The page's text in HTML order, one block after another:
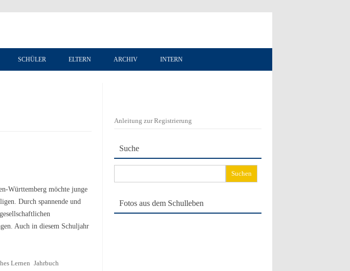
SCHÜLER ELTERN ARCHIV INTERN
Württemberg möchte junge
Durch spannende und
Auch in diesem Schuljahr
Lernen Jahrbuch
Anleitung zur Registrierung
Suche
nach:
Fotos aus dem Schulleben